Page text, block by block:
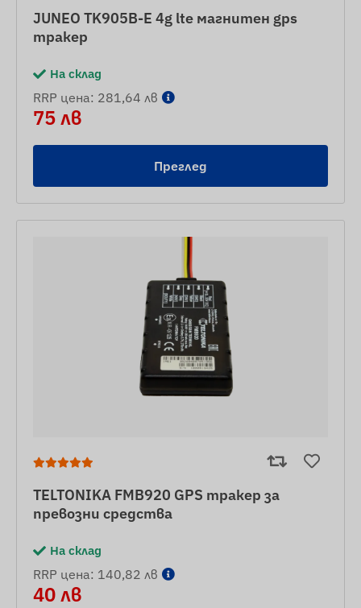
JUNEO TK905B-E 4g lte магнитен gps
тракер
На склад
RRP цена: 281,64 лв
75 лв
Преглед
TELTONIKA FMB920 GPS тракер за
превозни средства
На склад
RRP цена: 140,82 лв
40 лв